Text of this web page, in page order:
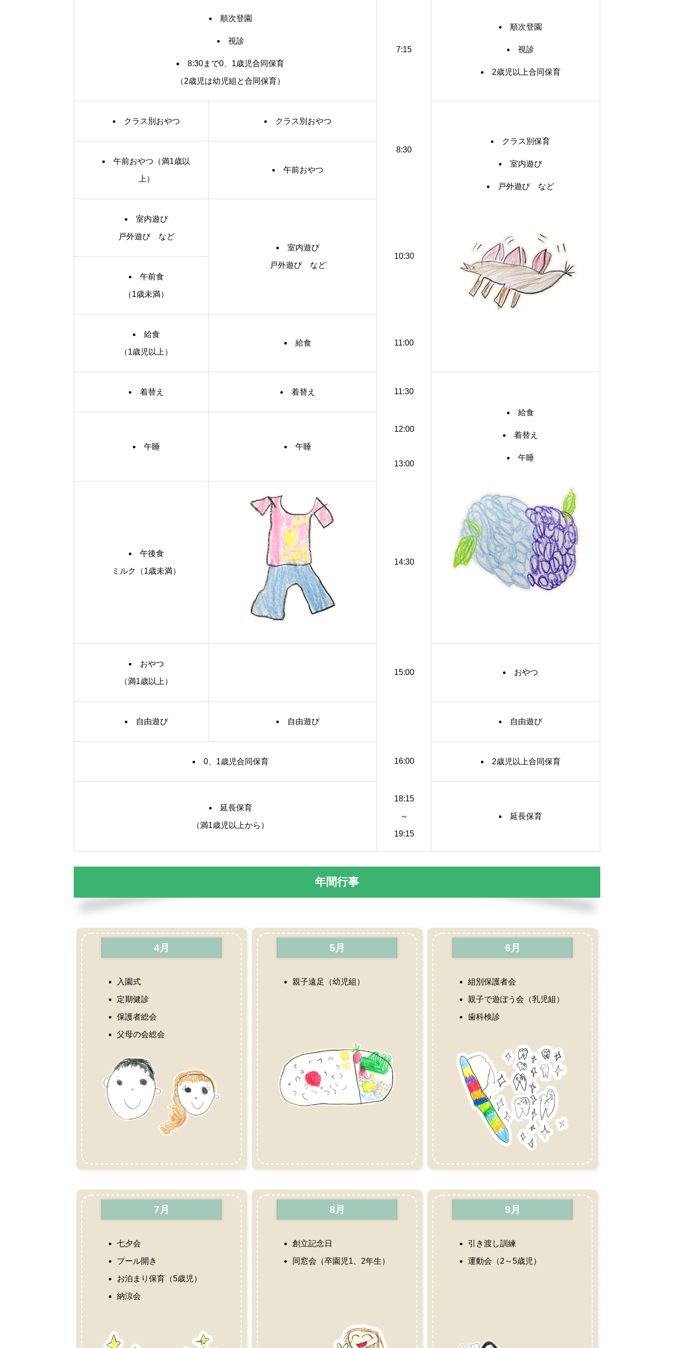
順次登園
視診
8:30まで0、1歳児合同保育
（2歳児は幼児組と合同保育）
7:15
順次登園
視診
2歳児以上合同保育
クラス別おやつ クラス別おやつ
8:30
クラス別保育
室内遊び
戸外遊び など
午前おやつ（満1歳以
上）
午前おやつ
室内遊び
戸外遊び など
室内遊び
戸外遊び など
10:30
午前食
（1歳未満）
給食
（1歳児以上）
給食 11:00
着替え 着替え 11:30
給食
着替え
午睡
午睡 午睡
12:00
13:00
午後食
ミルク（1歳未満）
14:30
おやつ
（満1歳以上）
15:00 おやつ
自由遊び 自由遊び 自由遊び
0、1歳児合同保育 16:00 2歳児以上合同保育
延長保育
（満1歳児以上から）
18:15
～
19:15
延長保育
年間行事
4月
入園式
定期健診
保護者総会
父母の会総会
5月
親子遠足（幼児組）
6月
組別保護者会
親子で遊ぼう会（乳児組）
歯科検診
7月
七夕会
プール開き
お泊まり保育（5歳児）
納涼会
8月
創立記念日
同窓会（卒園児1、2年生）
9月
引き渡し訓練
運動会（2～5歳児）